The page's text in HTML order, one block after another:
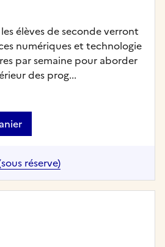
élèves de seconde verront
numériques et technologie
par semaine pour aborder
des prog...
réserve)